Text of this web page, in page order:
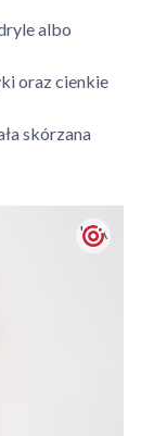
albo
oraz cienkie
skórzana
' + \